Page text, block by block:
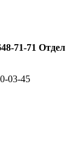
71-71 Отдел